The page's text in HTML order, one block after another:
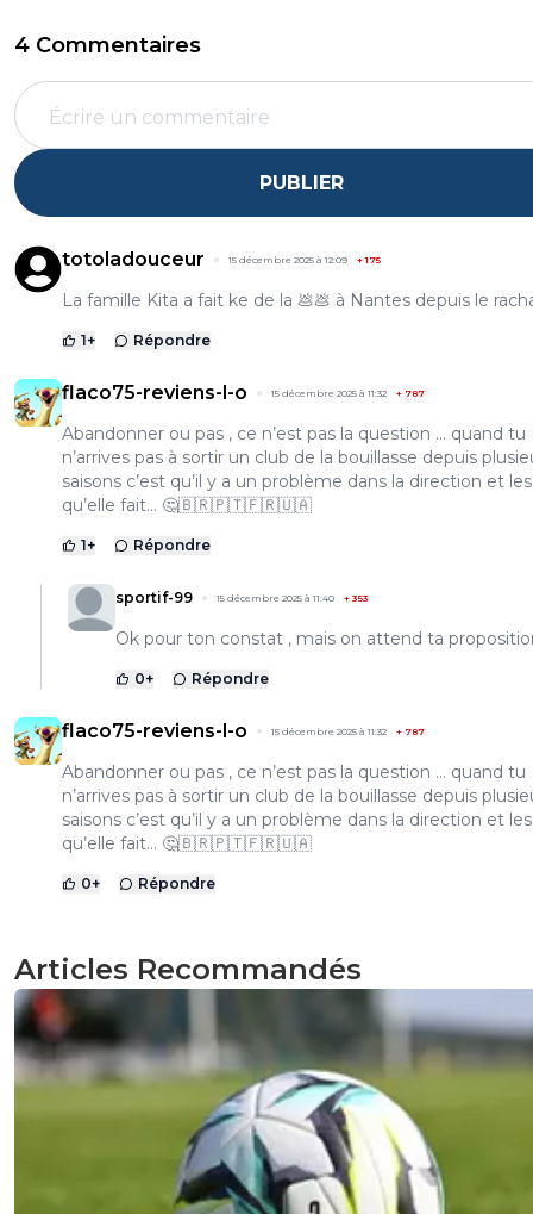
4 Commentaires
PUBLIER
totoladouceur 15 décembre 2025 à 12:09 +175
La famille Kita a fait ke de la 💩💩 à Nantes depuis le
1+ Répondre
flaco75-reviens-l-o 15 décembre 2025 à 11:32 + 787
Abandonner ou pas , ce n’est pas la question … quand tu
n’arrives pas à sortir un club de la bouillasse depuis
saisons c’est qu’il y a un problème dans la direction et
qu’elle fait… 🤔🇧🇷🇵🇹🇫🇷🇺🇦
1+ Répondre
sportif-99 15 décembre 2025 à 11:40 + 353
Ok pour ton constat , mais on attend ta
0+ Répondre
flaco75-reviens-l-o 15 décembre 2025 à 11:32 + 787
Abandonner ou pas , ce n’est pas la question … quand tu
n’arrives pas à sortir un club de la bouillasse depuis
saisons c’est qu’il y a un problème dans la direction et
qu’elle fait… 🤔🇧🇷🇵🇹🇫🇷🇺🇦
0+ Répondre
Articles Recommandés